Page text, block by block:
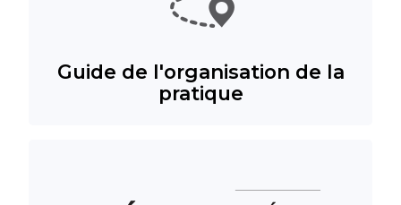
Guide de l'organisation de la
pratique